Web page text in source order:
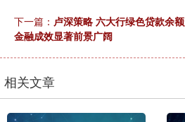
下一篇： 卢深策略 六大行绿色贷款余
金融成效显著前景广阔
相关文章